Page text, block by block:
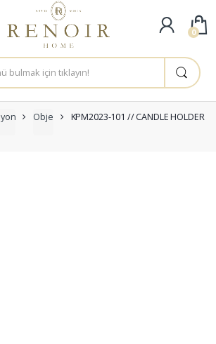
Obje KPM2023-101 // CANDLE HOLDER
0